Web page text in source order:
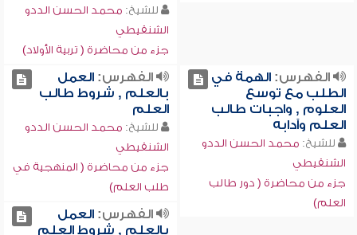
للشيخ: محمد الحسن الددو
الشنقيطي
جزء من محاضرة ( تربية الأولاد)
الفهرس:الهمة في
الطلب مع توسع
العلوم , واجبات طالب
العلم وآدابه
للشيخ: محمد الحسن الددو
الشنقيطي
جزء من محاضرة ( دور طالب
العلم)
الفهرس:العمل
بالعلم , شروط طالب
العلم
للشيخ: محمد الحسن الددو
الشنقيطي
جزء من محاضرة ( المنهجية في
طلب العلم)
الفهرس:العمل
بالعلم , شروط العلم